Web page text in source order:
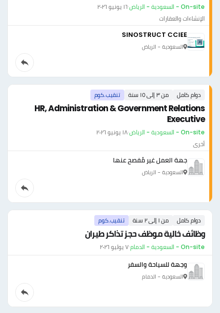
On-site - السعودية - الرياض ·١٦ يونيو ٢٠٢٦
الإنشاءات والعقارات
SINOSTRUCT CCIEE
السعودية - الرياض
دوام كامل من ٣ إلى ١٥ سنة تنقيب.كوم
HR, Administration & Government Relations
Executive
On-site - السعودية - الرياض ·١٨ يونيو ٢٠٢٦
أخرى
جهة العمل غير مُفصح عنها
السعودية - الرياض
دوام كامل من ١ إلى ٢ سنة تنقيب.كوم
وظائف خالية موظف حجز تذاكر طيران
On-site - السعودية - الدمام ·٧ يوليو ٢٠٢٦
وجهة للسياحة والسفر
السعودية - الدمام